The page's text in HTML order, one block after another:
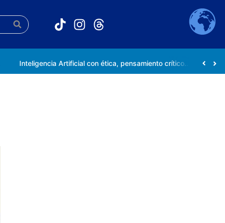
Inteligencia Artificial con ética, pensamiento crítico y compromiso social